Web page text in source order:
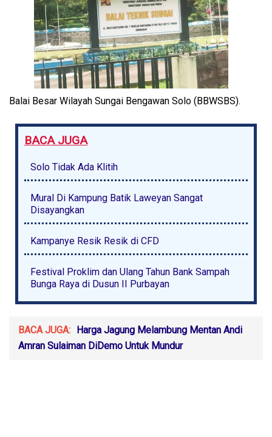
Balai Besar Wilayah Sungai Bengawan Solo (BBWSBS).
BACA JUGA
Solo Tidak Ada Klitih
Mural Di Kampung Batik Laweyan Sangat
Disayangkan
Kampanye Resik Resik di CFD
Festival Proklim dan Ulang Tahun Bank Sampah
Bunga Raya di Dusun II Purbayan
BACA JUGA: Harga Jagung Melambung Mentan Andi
Amran Sulaiman DiDemo Untuk Mundur